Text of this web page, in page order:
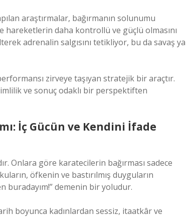
araştırmalar, bağırmanın solunumu
hareketlerin daha kontrollü ve güçlü olmasını
adrenalin salgısını tetikliyor, bu da savaş ya
zirveye taşıyan stratejik bir araçtır.
ve sonuç odaklı bir perspektiften
İç Gücün ve Kendini İfade
Onlara göre karatecilerin bağırması sadece
öfkenin ve bastırılmış duyguların
buradayım!” demenin bir yoludur.
boyunca kadınlardan sessiz, itaatkâr ve